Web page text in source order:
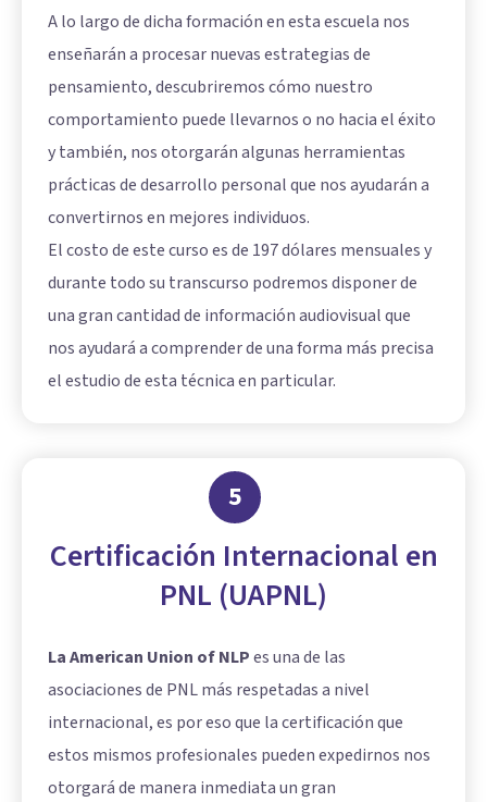
A lo largo de dicha formación en esta escuela nos
enseñarán a procesar nuevas estrategias de
pensamiento, descubriremos cómo nuestro
comportamiento puede llevarnos o no hacia el éxito
y también, nos otorgarán algunas herramientas
prácticas de desarrollo personal que nos ayudarán a
convertirnos en mejores individuos.
El costo de este curso es de 197 dólares mensuales y
durante todo su transcurso podremos disponer de
una gran cantidad de información audiovisual que
nos ayudará a comprender de una forma más precisa
el estudio de esta técnica en particular.
5
Certificación Internacional en
PNL (UAPNL)
La American Union of NLPes una de las
asociaciones de PNL más respetadas a nivel
internacional, es por eso que la certificación que
estos mismos profesionales pueden expedirnos nos
otorgará de manera inmediata un gran